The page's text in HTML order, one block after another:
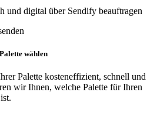
wählen
Palette kosteneffizient, schnell und
wir Ihnen, welche Palette für Ihren